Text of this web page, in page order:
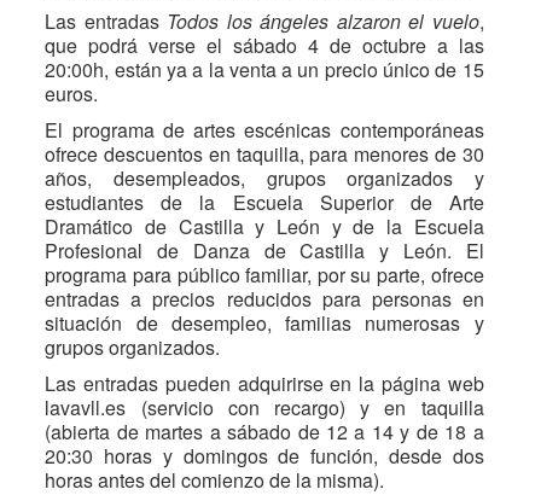
Las entradasTodos los ángeles alzaron el vuelo,
que podrá verse el sábado 4 de octubre a las
20:00h, están ya a la venta a un precio único de 15
euros.
El programa de artes escénicas contemporáneas
ofrece descuentos en taquilla, para menores de 30
años, desempleados, grupos organizados y
estudiantes de la Escuela Superior de Arte
Dramático de Castilla y León y de la Escuela
Profesional de Danza de Castilla y León. El
programa para público familiar, por su parte, ofrece
entradas a precios reducidos para personas en
situación de desempleo, familias numerosas y
grupos organizados.
Las entradas pueden adquirirse en la página web
lavavll.es (servicio con recargo) y en taquilla
(abierta de martes a sábado de 12 a 14 y de 18 a
20:30 horas y domingos de función, desde dos
horas antes del comienzo de la misma).